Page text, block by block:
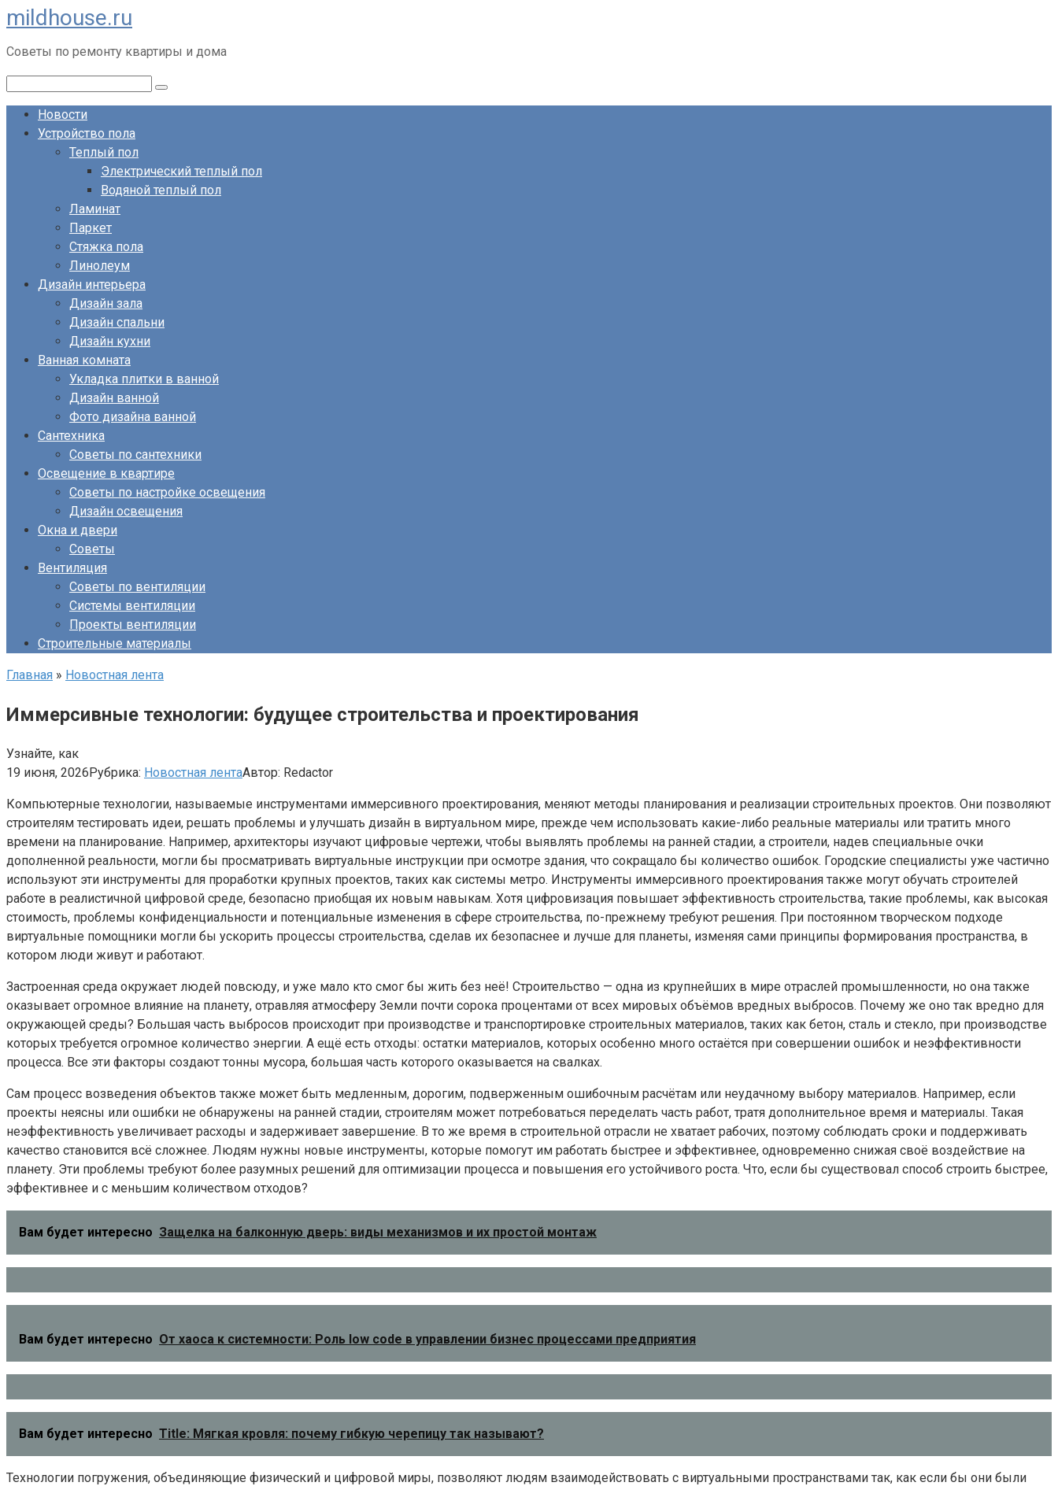
Перейти
к
контенту
mildhouse.ru
Советы по ремонту квартиры и дома
Новости
Устройство пола
Теплый пол
Электрический теплый пол
Водяной теплый пол
Ламинат
Паркет
Стяжка пола
Линолеум
Дизайн интерьера
Дизайн зала
Дизайн спальни
Дизайн кухни
Ванная комната
Укладка плитки в ванной
Дизайн ванной
Фото дизайна ванной
Сантехника
Советы по сантехники
Освещение в квартире
Советы по настройке освещения
Дизайн освещения
Окна и двери
Советы
Вентиляция
Советы по вентиляции
Системы вентиляции
Проекты вентиляции
Строительные материалы
Главная » Новостная лента
Иммерсивные технологии: будущее строительства и проектирования
Узнайте, как
19 июня, 2026Рубрика: Новостная лентаАвтор: Redactor
Компьютерные технологии, называемые инструментами иммерсивного проектирования, меняют методы планирования и реализации строительных проектов. Они позволяют
строителям тестировать идеи, решать проблемы и улучшать дизайн в виртуальном мире, прежде чем использовать какие-либо реальные материалы или тратить много
времени на планирование. Например, архитекторы изучают цифровые чертежи, чтобы выявлять проблемы на ранней стадии, а строители, надев специальные очки
дополненной реальности, могли бы просматривать виртуальные инструкции при осмотре здания, что сокращало бы количество ошибок. Городские специалисты уже частично
используют эти инструменты для проработки крупных проектов, таких как системы метро. Инструменты иммерсивного проектирования также могут обучать строителей
работе в реалистичной цифровой среде, безопасно приобщая их новым навыкам. Хотя цифровизация повышает эффективность строительства, такие проблемы, как высокая
стоимость, проблемы конфиденциальности и потенциальные изменения в сфере строительства, по-прежнему требуют решения. При постоянном творческом подходе
виртуальные помощники могли бы ускорить процессы строительства, сделав их безопаснее и лучше для планеты, изменяя сами принципы формирования пространства, в
котором люди живут и работают.
Застроенная среда окружает людей повсюду, и уже мало кто смог бы жить без неё! Строительство — одна из крупнейших в мире отраслей промышленности, но она также
оказывает огромное влияние на планету, отравляя атмосферу Земли почти сорока процентами от всех мировых объёмов вредных выбросов. Почему же оно так вредно для
окружающей среды? Большая часть выбросов происходит при производстве и транспортировке строительных материалов, таких как бетон, сталь и стекло, при производстве
которых требуется огромное количество энергии. А ещё есть отходы: остатки материалов, которых особенно много остаётся при совершении ошибок и неэффективности
процесса. Все эти факторы создают тонны мусора, большая часть которого оказывается на свалках.
Сам процесс возведения объектов также может быть медленным, дорогим, подверженным ошибочным расчётам или неудачному выбору материалов. Например, если
проекты неясны или ошибки не обнаружены на ранней стадии, строителям может потребоваться переделать часть работ, тратя дополнительное время и материалы. Такая
неэффективность увеличивает расходы и задерживает завершение. В то же время в строительной отрасли не хватает рабочих, поэтому соблюдать сроки и поддерживать
качество становится всё сложнее. Людям нужны новые инструменты, которые помогут им работать быстрее и эффективнее, одновременно снижая своё воздействие на
планету. Эти проблемы требуют более разумных решений для оптимизации процесса и повышения его устойчивого роста. Что, если бы существовал способ строить быстрее,
эффективнее и с меньшим количеством отходов?
Вам будет интересно Защелка на балконную дверь: виды механизмов и их простой монтаж
Вам будет интересно От хаоса к системности: Роль low code в управлении бизнес процессами предприятия
Вам будет интересно Title: Мягкая кровля: почему гибкую черепицу так называют?
Технологии погружения, объединяющие физический и цифровой миры, позволяют людям взаимодействовать с виртуальными пространствами так, как если бы они были